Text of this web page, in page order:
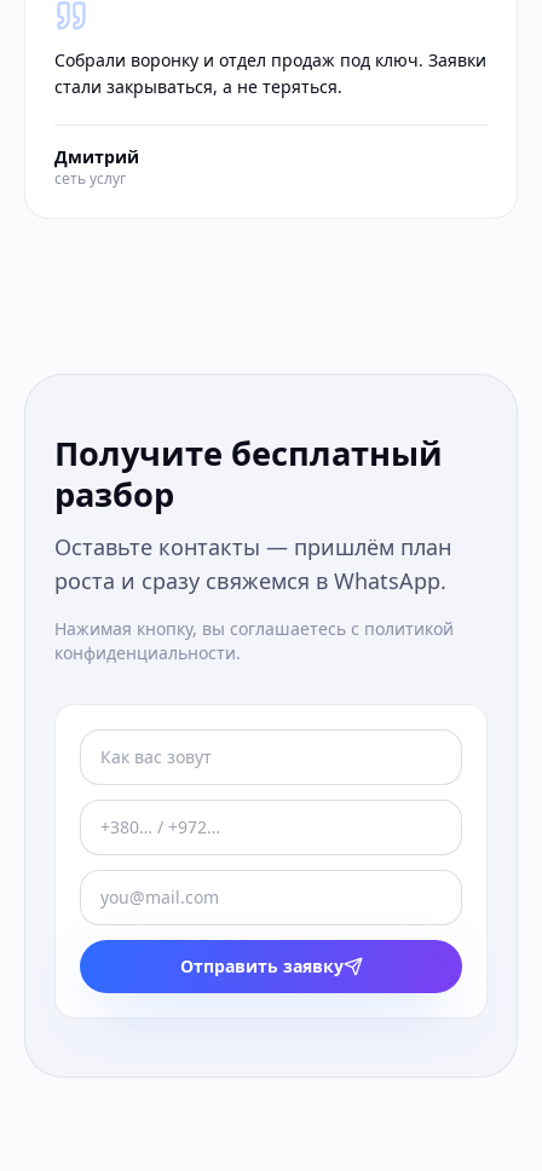
Собрали воронку и отдел продаж под ключ. Заявки
стали закрываться, а не теряться.
Дмитрий
сеть услуг
Получите бесплатный
разбор
Оставьте контакты — пришлём план
роста и сразу свяжемся в WhatsApp.
Нажимая кнопку, вы соглашаетесь с политикой
конфиденциальности.
Отправить заявку